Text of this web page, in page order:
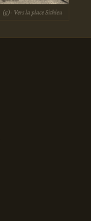
(g)- Vers la place Sithieu